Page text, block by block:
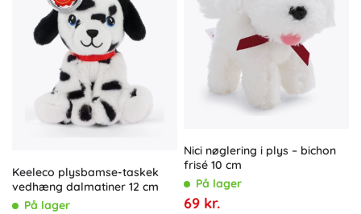
Keeleco plysbamse-taskek
vedhæng dalmatiner 12 cm
På lager
Nici nøglering i plys – bichon
frisé 10 cm
På lager
69 kr.